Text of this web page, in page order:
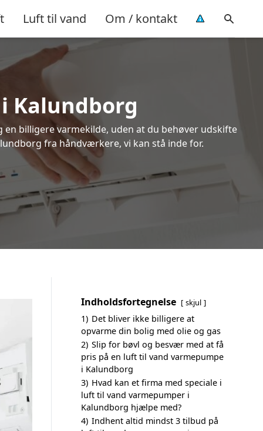
Luft til vand Om / kontakt
Kalundborg
billigere varmekilde, uden at du behøver udskifte
fra håndværkere, vi kan stå inde for.
Indholdsfortegnelse skjul
1) Det bliver ikke billigere at
opvarme din bolig med olie og gas
2) Slip for bøvl og besvær med at få
pris på en luft til vand varmepumpe
i Kalundborg
3) Hvad kan et firma med speciale i
luft til vand varmepumper i
Kalundborg hjælpe med?
4) Indhent altid mindst 3 tilbud på